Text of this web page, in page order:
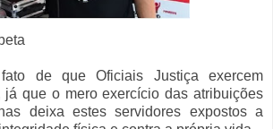
de que Oficiais Justiça exercem
já que o mero exercício das atribuições
deixa estes servidores expostos a